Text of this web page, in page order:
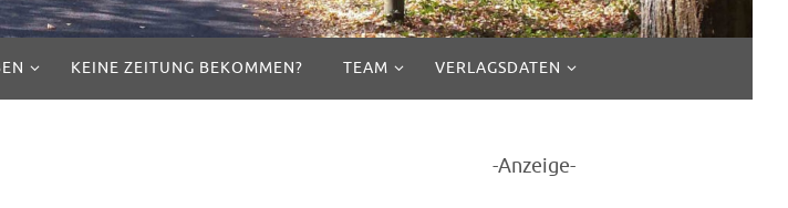
KEINE ZEITUNG BEKOMMEN? TEAM VERLAGSDATEN
-Anzeige-